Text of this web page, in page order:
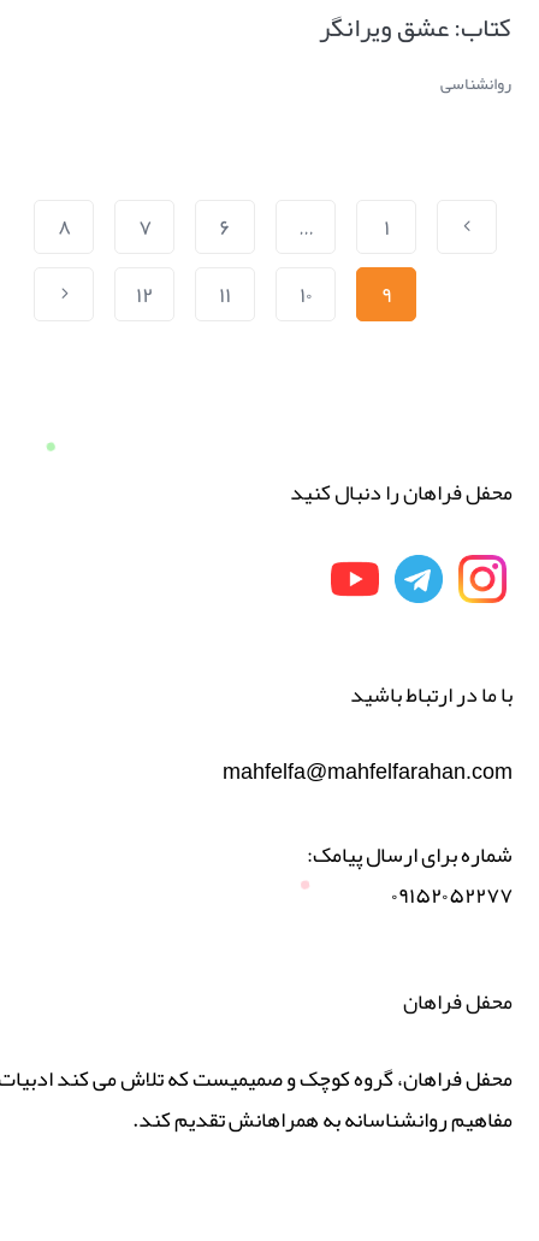
کتاب: عشق ویرانگر
روانشناسی
۱ … ۶ ۷
۸
۹
۱۰ ۱۱ ۱۲
محفل فراهان را دنبال کنید
با ما در ارتباط باشید
mahfelfa@mahfelfarahan.com
شماره برای ارسال پیامک:
۰۹۱۵۲۰۵۲۲۷۷
محفل فراهان
محفل فراهان، گروه کوچک و صمیمیست که تلاش می کند ادبیات
مفاهیم روانشناسانه به همراهانش تقدیم کند.